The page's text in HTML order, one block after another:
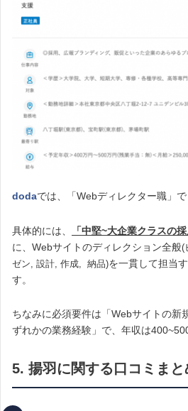
dodaでは、「Webディレクター職」で
具体的には、
「中堅~大企業クラスの
に、Webサイトのディレクション全般(
ゼン, 設計, 作成, 納品)を一貫して担当
す。
ちなみに必須要件は「Webサイトの新
ずれかの業務経験」で、年収は
5. 揚羽に関する口コミまと